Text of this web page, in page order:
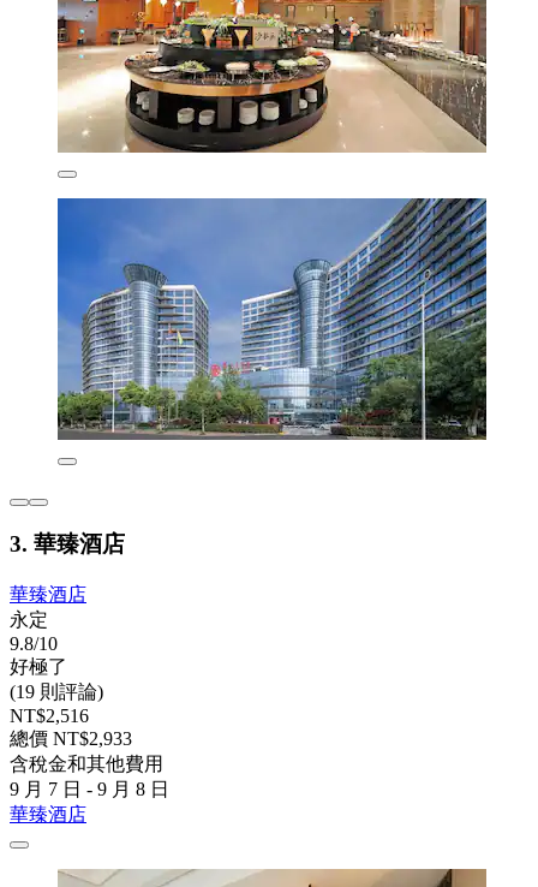
3. 華臻酒店
華臻酒店
永定
9.8/10
好極了
(19 則評論)
NT$2,516
總價 NT$2,933
含稅金和其他費用
9 月 7 日 - 9 月 8 日
華臻酒店